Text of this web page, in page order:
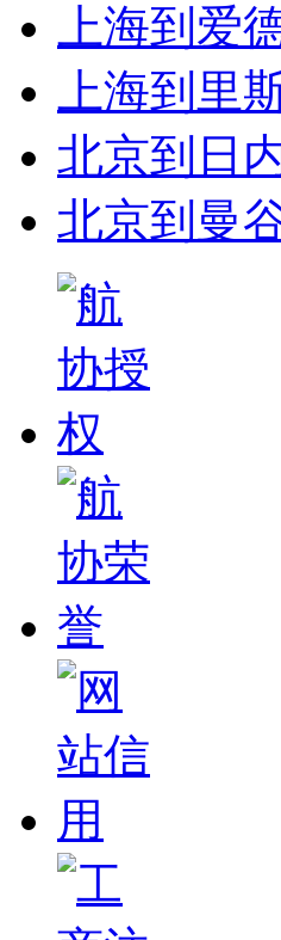
上海到爱
上海到里
北京到日
北京到曼